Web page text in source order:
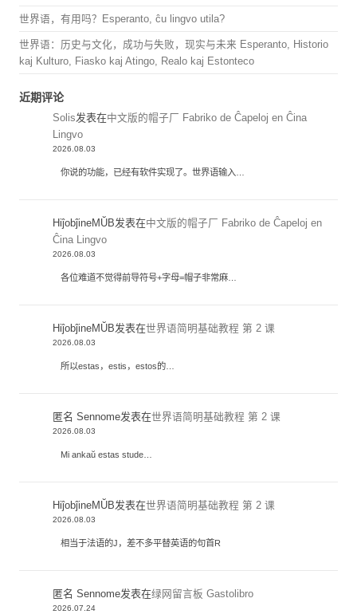
世界语，有用吗？Esperanto, ĉu lingvo utila?
世界语：历史与文化，成功与失败，现实与未来 Esperanto, Historio
kaj Kulturo, Fiasko kaj Atingo, Realo kaj Estonteco
近期评论
Solis发表在中文版的帽子厂 Fabriko de Ĉapeloj en Ĉina
Lingvo
2026.08.03
你说的功能，已经有软件实现了。世界语输入…
HiĵobĵineMŬB发表在中文版的帽子厂 Fabriko de Ĉapeloj en
Ĉina Lingvo
2026.08.03
各位难道不觉得前导符号+字母=帽子非常麻…
HiĵobĵineMŬB发表在世界语简明基础教程 第 2 课
2026.08.03
所以estas，estis，estos的…
匿名 Sennome发表在世界语简明基础教程 第 2 课
2026.08.03
Mi ankaŭ estas stude…
HiĵobĵineMŬB发表在世界语简明基础教程 第 2 课
2026.08.03
相当于法语的J，差不多平替英语的句首R
匿名 Sennome发表在绿网留言板 Gastolibro
2026.07.24